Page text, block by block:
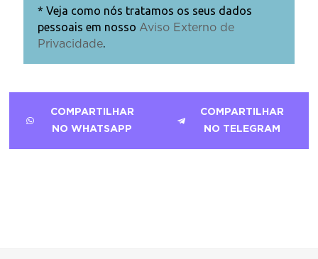
* Veja como nós tratamos os seus dados
pessoais em nosso Aviso Externo de
Privacidade.
COMPARTILHAR
NO WHATSAPP
COMPARTILHAR
NO TELEGRAM